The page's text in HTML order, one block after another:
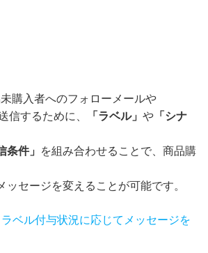
購入者へのフォローメールや
信するために、
「ラベル」 や 「シナ
件」 を組み合わせることで、商品購
ッセージを変えることが可能です。
ベル付与状況に応じてメッセージを